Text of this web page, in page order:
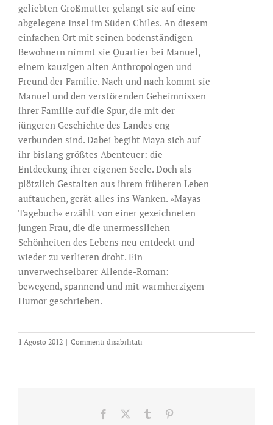
geliebten Großmutter gelangt sie auf eine
abgelegene Insel im Süden Chiles. An diesem
einfachen Ort mit seinen bodenständigen
Bewohnern nimmt sie Quartier bei Manuel,
einem kauzigen alten Anthropologen und
Freund der Familie. Nach und nach kommt sie
Manuel und den verstörenden Geheimnissen
ihrer Familie auf die Spur, die mit der
jüngeren Geschichte des Landes eng
verbunden sind. Dabei begibt Maya sich auf
ihr bislang größtes Abenteuer: die
Entdeckung ihrer eigenen Seele. Doch als
plötzlich Gestalten aus ihrem früheren Leben
auftauchen, gerät alles ins Wanken. »Mayas
Tagebuch« erzählt von einer gezeichneten
jungen Frau, die die unermesslichen
Schönheiten des Lebens neu entdeckt und
wieder zu verlieren droht. Ein
unverwechselbarer Allende-Roman:
bewegend, spannend und mit warmherzigem
Humor geschrieben.
1 Agosto 2012 | Commenti disabilitati
Mayas
Facebook Tumblr